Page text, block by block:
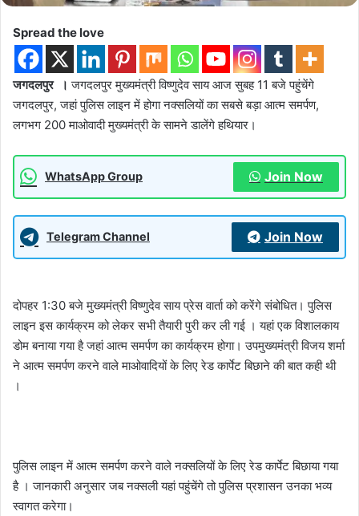
Spread the love
जगदलपुर ।जगदलपुर मुख्यमंत्री विष्णुदेव साय आज सुबह 11 बजे पहुंचेंगे
जगदलपुर, जहां पुलिस लाइन में होगा नक्सलियों का सबसे बड़ा आत्म समर्पण,
लगभग 200 माओवादी मुख्यमंत्री के सामने डालेंगे हथियार।
WhatsApp Group Join Now
Telegram Channel Join Now
दोपहर 1:30 बजे मुख्यमंत्री विष्णुदेव साय प्रेस वार्ता को करेंगे संबोधित। पुलिस
लाइन इस कार्यक्रम को लेकर सभी तैयारी पुरी कर ली गई । यहां एक विशालकाय
डोम बनाया गया है जहां आत्म समर्पण का कार्यक्रम होगा। उपमुख्यमंत्री विजय शर्मा
ने आत्म समर्पण करने वाले माओवादियों के लिए रेड कार्पेट बिछाने की बात कही थी
।
पुलिस लाइन में आत्म समर्पण करने वाले नक्सलियों के लिए रेड कार्पेट बिछाया गया
है । जानकारी अनुसार जब नक्सली यहां पहुंचेंगे तो पुलिस प्रशासन उनका भव्य
स्वागत करेगा।